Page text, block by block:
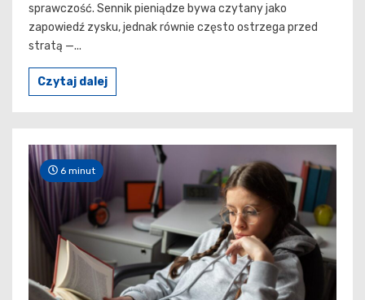
sprawczość. Sennik pieniądze bywa czytany jako
zapowiedź zysku, jednak równie często ostrzega przed
stratą —...
Czytaj dalej
6 minut